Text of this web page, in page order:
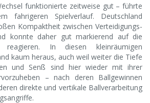
funktionierte zeitweise gut – führte
fahrigeren Spielverlauf. Deutschland
Kompaktheit zwischen Verteidigungs-
konnte daher gut markierend auf die
reagieren. In diesen kleinräumigen
kaum heraus, auch weil weiter die Tiefe
und Senß sind hier wieder mit ihrer
– nach deren Ballgewinnen
direkte und vertikale Ballverarbeitung